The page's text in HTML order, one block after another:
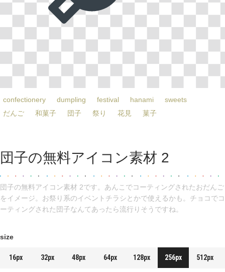
confectionery dumpling festival hanami
sweets
だんご
和菓子 団子 祭り 花見 菓子
団子の無料アイコン素材 2
団子の無料アイコン素材 2です。あんこでコーティングされたおだんご
をイメージ。お祭り系のイベントチラシとかで使えるかも。チョコでコ
ーティングされた団子なんてあったら流行りそうですね。
size
16px 32px 48px 64px 128px 256px 512px